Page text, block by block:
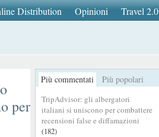
Distribution Opinioni Travel 2.0
Più commentati Più popolari
TripAdvisor: gli albergatori
italiani si uniscono per combattere
recensioni false e diffamazioni
(182)
per